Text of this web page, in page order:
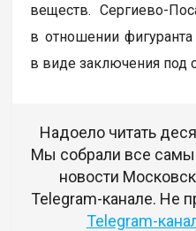
веществ. Сергиево-
в отношении
в виде заключения под
Надоело читать
Мы собрали все
новости
Telegram-канале. Не
Telegram-